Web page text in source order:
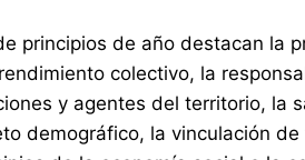
principios de año destacan la
colectivo, la
y agentes del territorio, la
demográfico, la vinculación